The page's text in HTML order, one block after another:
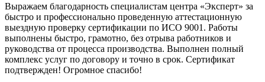
Выражаем благодарность специалистам центра «Эксперт» за
быстро и профессионально проведенную аттестационную
выездную проверку сертификации по ИСО 9001. Работы
выполнены быстро, грамотно, без отрыва работников и
руководства от процесса производства. Выполнен полный
комплекс услуг по договору и точно в срок. Сертификат
подтвержден! Огромное спасибо!